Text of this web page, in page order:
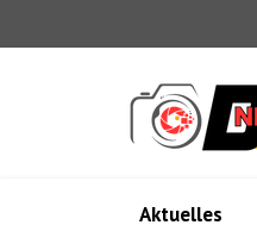
Aktuelles